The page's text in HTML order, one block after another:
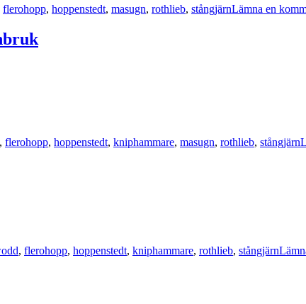
flerohopp, hoppenstedt, masugn, rothlieb, stångjärnLämna en
, flerohopp, hoppenstedt, kniphammare, masugn, rothlieb, stångjärn
, flerohopp, hoppenstedt, kniphammare, rothlieb, stångjärn